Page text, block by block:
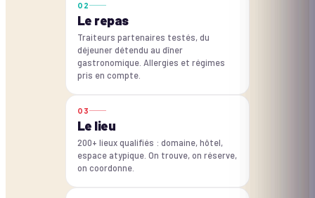
0 2
Le repas
Traiteurs partenaires testés, du
déjeuner détendu au dîner
gastronomique. Allergies et régimes
pris en compte.
03
Le lieu
200+ lieux qualifiés : domaine, hôtel,
espace atypique. On trouve, on réserve,
on coordonne.